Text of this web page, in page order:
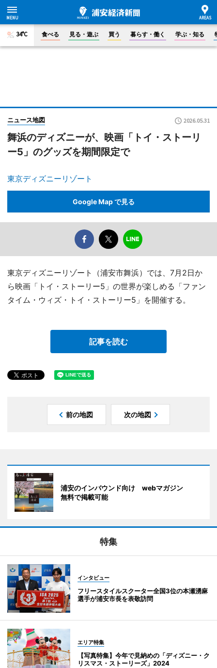
34°C 食べる 見る・遊ぶ 買う 暮らす・働く 学ぶ・知る
ニュース地図 2026.05.31
舞浜のディズニーが、映画「トイ・ストーリ
ー5」のグッズを期間限定で
東京ディズニーリゾート
Google Map で見る
東京ディズニーリゾート（浦安市舞浜）では、7月2日か
ら映画「トイ・ストーリー5」の世界が楽しめる「ファン
タイム・ウィズ・トイ・ストーリー5」を開催する。
記事を読む
前の地図 次の地図
浦安のインバウンド向け webマガジン
無料で掲載可能
特集
インタビュー
フリースタイルスクーター全国3位の本瀬湧麻
選手が浦安市長を表敬訪問
エリア特集
【写真特集】今年で見納めの「ディズニー・ク
リスマス・ストーリーズ」2024